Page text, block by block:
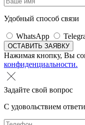
Удобный способ связи
WhatsApp
Нажимая кнопку, Вы
конфиденциальности.
Задайте свой вопрос
С удовольствием